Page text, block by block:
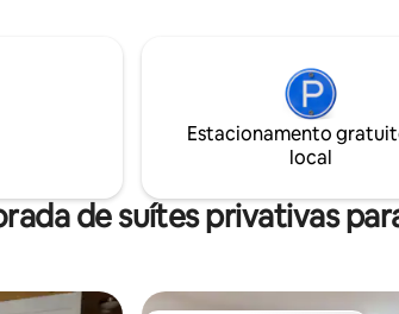
Estacionamento
local
de suítes privativas